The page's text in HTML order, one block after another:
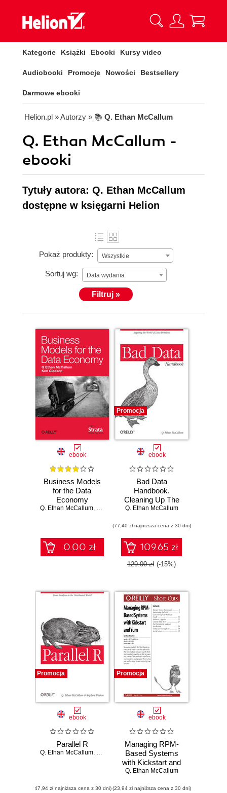
Kategorie Książki Ebooki Kursy video
Audiobooki Promocje Nowości Bestsellery
Darmowe ebooki
Helion.pl » Autorzy » 📚 Q. Ethan McCallum
Q. Ethan McCallum -
ebooki
Tytuły autora: Q. Ethan McCallum
dostępne w księgarni Helion
Pokaż produkty: Wszystkie
Sortuj wg: Data wydania
Filtruj »
ebook
Business Models
for the Data
Economy
Q. Ethan McCallum, Ken Gleason
0.00 zł
Promocja
ebook
Bad Data
Handbook.
Cleaning Up The
Data So You Can
Q. Ethan McCallum
(77,40 zł najniższa cena z 30 dni)
109.65 zł
129.00 zł (-15%)
Promocja
ebook
Parallel R
Q. Ethan McCallum, Stephen Weston
(47,94 zł najniższa cena z 30 dni)
Promocja
ebook
Managing RPM-
Based Systems
with Kickstart and
Yum
Q. Ethan McCallum
(23,94 zł najniższa cena z 30 dni)